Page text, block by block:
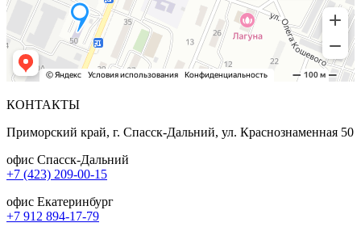
КОНТАКТЫ
Приморский край, г. Спасск-Дальний, ул. Краснознаменная 50
офис Спасск-Дальний
+7 (423) 209-00-15
офис Екатеринбург
+7 912 894-17-79